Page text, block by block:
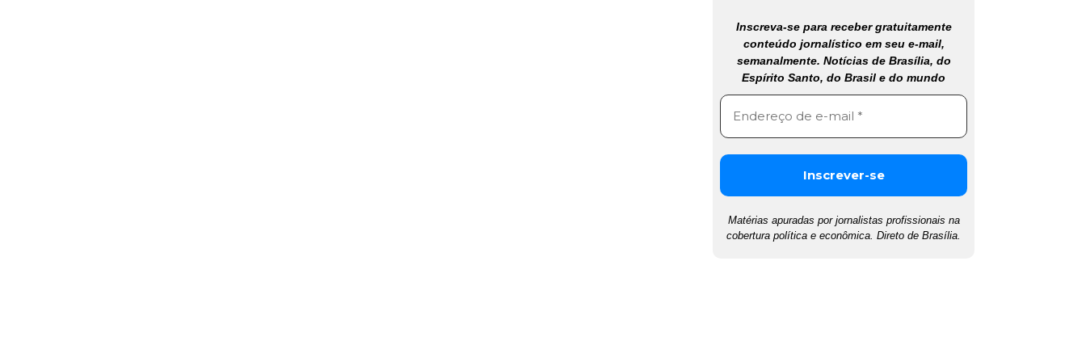
Inscreva-se para receber gratuitamente
conteúdo jornalístico em seu e-mail,
semanalmente. Notícias de Brasília, do
Espírito Santo, do Brasil e do mundo
Matérias apuradas por jornalistas profissionais na
cobertura política e econômica. Direto de Brasília.